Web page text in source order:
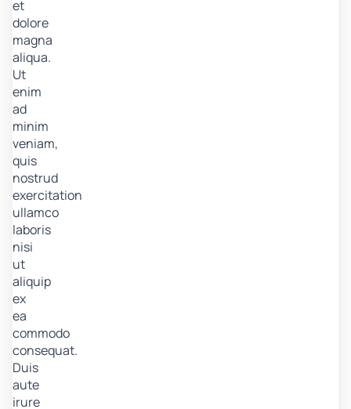
et
dolore
magna
aliqua.
Ut
enim
ad
minim
veniam,
quis
nostrud
exercitation
ullamco
laboris
nisi
ut
aliquip
ex
ea
commodo
consequat.
Duis
aute
irure